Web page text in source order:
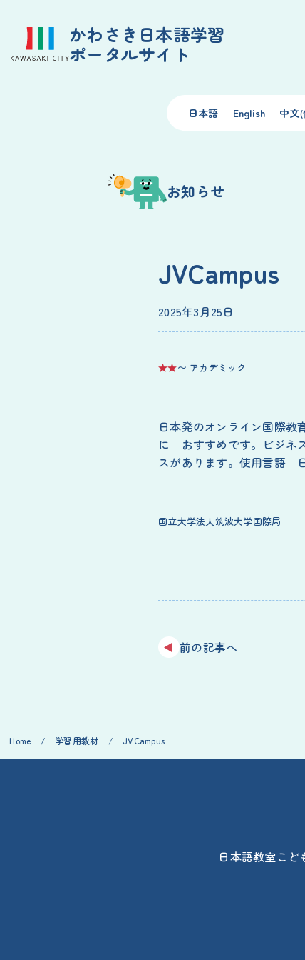
かわさき日本語学習
ポータルサイト
日本語 English 中文(
お知らせ
JVCampus
2025年3月25日
★★〜 アカデミック
日本発のオンライン国際
に おすすめです。ビジネ
スがあります。使用言語
国立大学法人筑波大学国際局
前の記事へ
Home / 学習用教材 / JVCampus
日本語教室 こど